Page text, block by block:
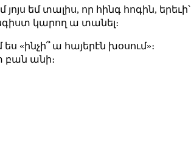
եմ տալիս, որ հինգ հոգին, երեւի՝
կարող ա տանել։
«ինչի՞ ա հայերէն խօսում»։
բան անի։